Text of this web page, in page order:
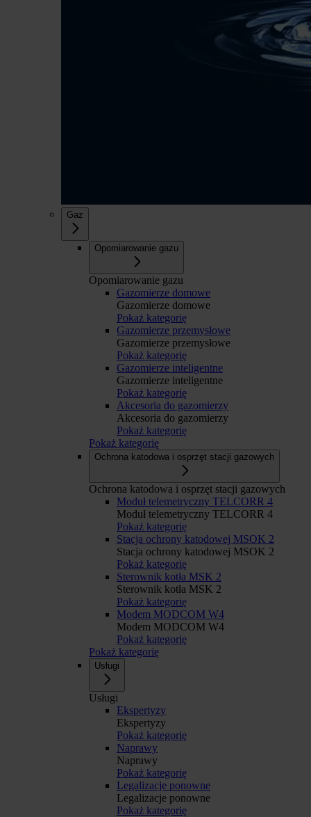
Gaz
Opomiarowanie gazu
Opomiarowanie gazu
Gazomierze domowe
Gazomierze domowe
Pokaż kategorię
Gazomierze przemysłowe
Gazomierze przemysłowe
Pokaż kategorię
Gazomierze inteligentne
Gazomierze inteligentne
Pokaż kategorię
Akcesoria do gazomierzy
Akcesoria do gazomierzy
Pokaż kategorię
Pokaż kategorię
Ochrona katodowa i osprzęt stacji gazowych
Ochrona katodowa i osprzęt stacji gazowych
Moduł telemetryczny TELCORR 4
Moduł telemetryczny TELCORR 4
Pokaż kategorię
Stacja ochrony katodowej MSOK 2
Stacja ochrony katodowej MSOK 2
Pokaż kategorię
Sterownik kotła MSK 2
Sterownik kotła MSK 2
Pokaż kategorię
Modem MODCOM W4
Modem MODCOM W4
Pokaż kategorię
Pokaż kategorię
Usługi
Usługi
Ekspertyzy
Ekspertyzy
Pokaż kategorię
Naprawy
Naprawy
Pokaż kategorię
Legalizacje ponowne
Legalizacje ponowne
Pokaż kategorię